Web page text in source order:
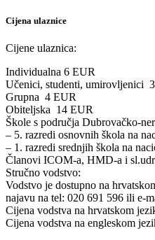
Cijena ulaznice
Cijene ulaznica:
Individualna 6 EUR
Učenici, studenti, umirovljenici
Grupna 4 EUR
Obiteljska 14 EUR
Škole s područja Dubrovačko-
– 5. razredi osnovnih škola na
– 1. razredi srednjih škola na
Članovi ICOM-a, HMD-a i
Stručno vodstvo:
Vodstvo je dostupno na
najavu na tel: 020 691 596 ili e-
Cijena vodstva na hrvatskom
Cijena vodstva na engleskom